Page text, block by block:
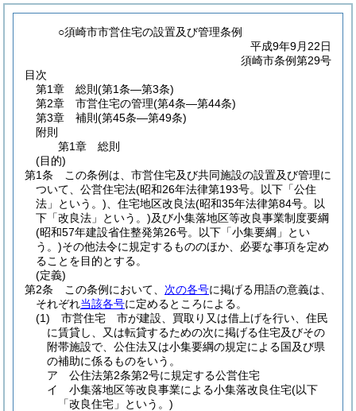
○須崎市市営住宅の設置及び管理条例
平成9年9月22日
須崎市条例第29号
目次
第1章
総則 (第1条―第3条)
第2章
市営住宅の管理(第4条―第44条)
第3章
補則 (第45条―第49条)
附則
第1章
総則
(目的)
第1条
この条例は、市営住宅及び共同施設の設置及び管理に
ついて、公営住宅法(昭和26年法律第193号。以下「公住
法」という。) 、住宅地区改良法(昭和35年法律第84号。以
下「改良法」という。)及び小集落地区等改良事業制度要綱
(昭和57年建設省住整発第26号。以下「小集要綱」とい
う。)その他法令に規定するもののほか、必要な事項を定め
ることを目的とする。
(定義)
第2条
この条例において、 次の各号に掲げる用語の意義は、
それぞれ当該各号に定めるところによる。
(1)
市営住宅 市が建設、買取り又は借上げを行い、住民
に賃貸し、又は転貸するための次に掲げる住宅及びその
附帯施設で、公住法又は小集要綱の規定による国及び県
の補助に係るものをいう。
ア
公住法第2条第2号に規定する公営住宅
イ
小集落地区等改良事業による小集落改良住宅(以下
「改良住宅」という。)